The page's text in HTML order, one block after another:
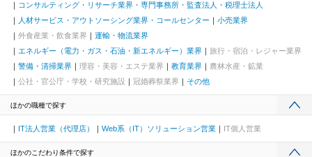
コンサルティング・リサーチ業界・専門事務所・監査法人・税理士法人
人材サービス・アウトソーシング業界・コールセンター
小売業界
外食産業・飲食業界
運輸・物流業界
エネルギー（電力・ガス・石油・新エネルギー）業界
旅行・宿泊・レジャー業界
警備・清掃業界
理容・美容・エステ業界 教育業界
農林水産・鉱業
公社・官公庁・学校・研究施設
冠婚葬祭業界 その他
ほかの職種で探す
IT法人営業（代理店） Web系（IT）ソリューション営業 IT個人営業
ほかのこだわり条件で探す